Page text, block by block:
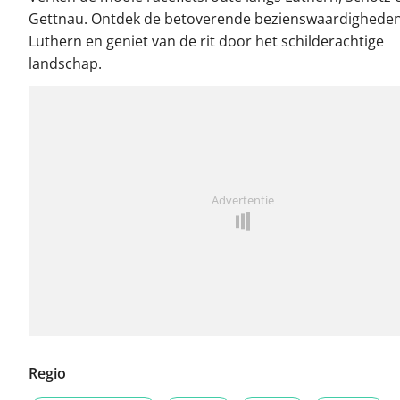
Gettnau. Ontdek de betoverende
Luthern en geniet van de rit door het schilderachtige
landschap.
Advertentie
Regio